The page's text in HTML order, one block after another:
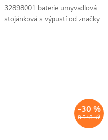
32898001 baterie umyvadlová
stojánková s výpustí od značky
Grohe. Série: Essence. Typ
8 548 Kč
–30 %